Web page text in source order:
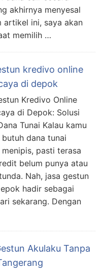
akhirnya menyesal
artikel ini, saya akan
memilih …
kredivo online
di depok
Kredivo Online
di Depok: Solusi
Tunai Kalau kamu
butuh dana tunai
pasti terasa
belum punya atau
Nah, jasa gestun
hadir sebagai
sekarang. Dengan
Akulaku Tanpa